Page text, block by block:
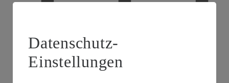
Datenschutz-
Einstellungen